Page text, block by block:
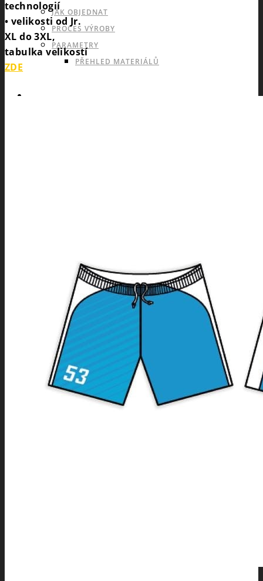
JAK OBJEDNAT
PROCES VÝROBY
PARAMETRY
PŘEHLED MATERIÁLŮ
technologií
• velikosti od Jr.
XL do 3XL,
tabulka velikostí
ZDE